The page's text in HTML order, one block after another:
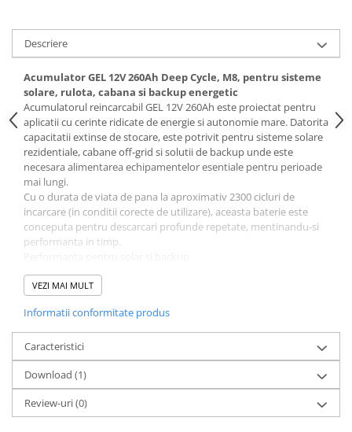
Cabluri panouri fotovoltaice
Cabluri pentru echipamente
fotovoltaice
Protectii si izolatoare de baterii
Accesorii
Monitorizare si control
Convertoare DC - DC
Invertoare Off-grid
Incarcatoare de retea
Acumulatori de stocare
Componente sisteme de balcon
Iluminat solar
Acumulatori
Acumulatori Standard Plumb
Acumulatori Litiu
Acumulatori Gel
Acumulatori Moto
Electronice
Descriere
Acumulator GEL 12V 260Ah Deep Cycle, M8, pentru sisteme
solare, rulota, cabana si backup energetic
Acumulatorul reincarcabil GEL 12V 260Ah este proiectat pentru
aplicatii cu cerinte ridicate de energie si autonomie mare. Datorita
capacitatii extinse de stocare, este potrivit pentru sisteme solare
rezidentiale, cabane off-grid si solutii de backup unde este
necesara alimentarea echipamentelor esentiale pentru perioade
mai lungi.
Cu o durata de viata de pana la aproximativ 2300 cicluri de
incarcare (in conditii corecte de utilizare), aceasta baterie este
conceputa pentru descarcari profunde repetate, mentinandu-si
performanta in timp.
Capacitatea de 260Ah permite alimentarea unor
consumatori precum:
Centrala termica
Iluminat LED
Router si echipamente internet
TV, laptop
Pompe de apa de mica si medie putere
Autonomia depinde de consumul total conectat, dar bateria este
potrivita pentru aplicatii unde este necesara rezerva energetica
serioasa.
VEZI MAI MULT
Informatii conformitate produs
Caracteristici
Download (1)
Review-uri(0)